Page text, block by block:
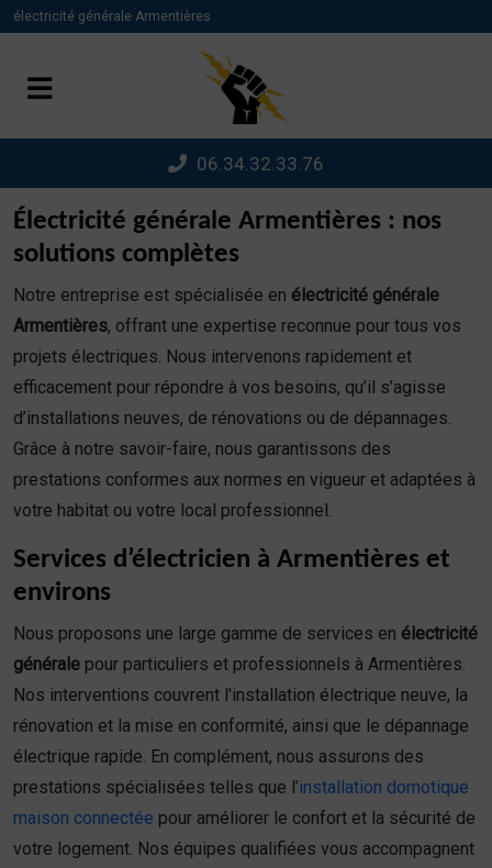
électricité générale Armentières
06.34.32.33.76
Électricité générale Armentières : nos
solutions complètes
Notre entreprise est spécialisée en électricité générale
Armentières, offrant une expertise reconnue pour tous vos
projets électriques. Nous intervenons rapidement et
efficacement pour répondre à vos besoins, qu’il s’agisse
d’installations neuves, de rénovations ou de dépannages.
Grâce à notre savoir-faire, nous garantissons des
prestations conformes aux normes en vigueur et adaptées à
votre habitat ou votre local professionnel.
Services d’électricien à Armentières et
environs
Nous proposons une large gamme de services en électricité
générale pour particuliers et professionnels à Armentières.
Nos interventions couvrent l'installation électrique neuve, la
rénovation et la mise en conformité, ainsi que le dépannage
électrique rapide. En complément, nous assurons des
prestations spécialisées telles que l’installation domotique
maison connectée pour améliorer le confort et la sécurité de
votre logement. Nos équipes qualifiées vous accompagnent
Panneau de gestion des cookies